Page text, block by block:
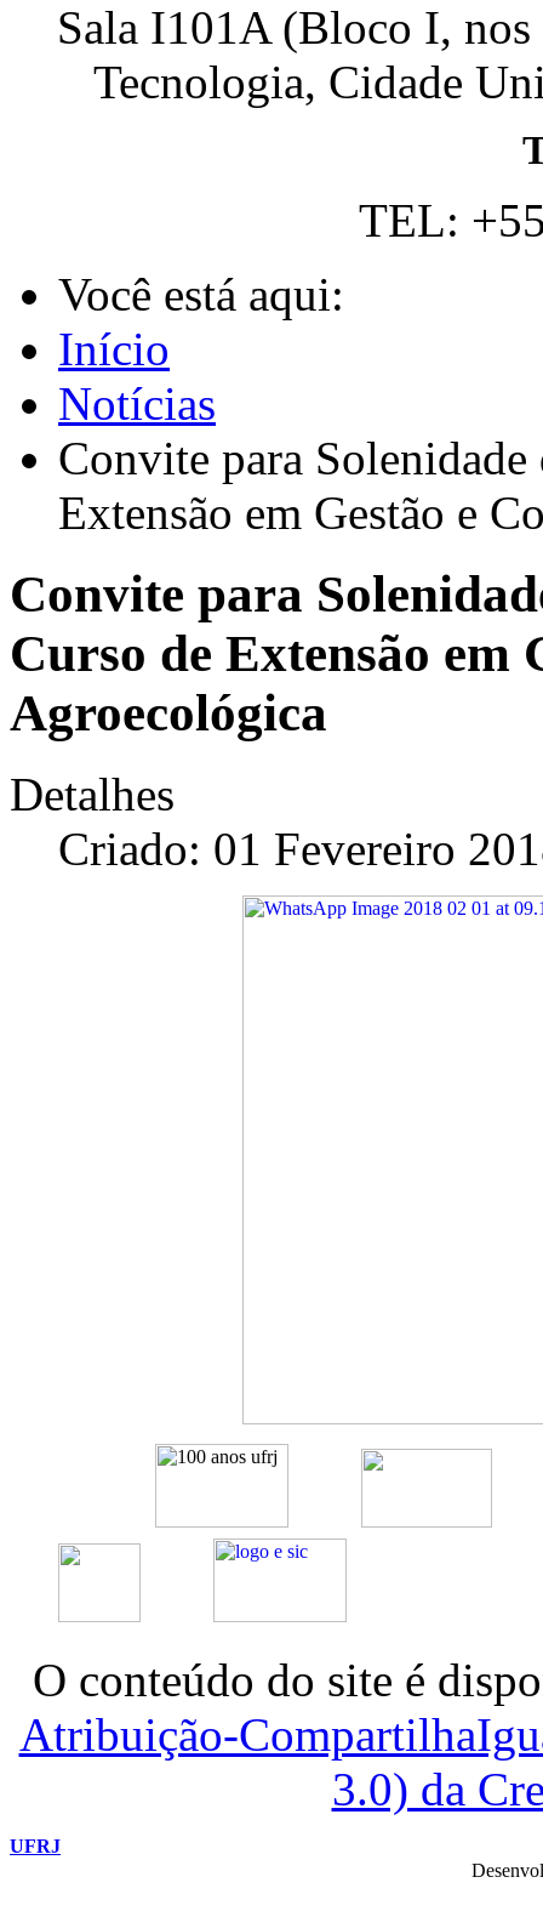
Sala I101A (Bloco I,
Tecnologia, Cidade
TEL:
Você está aqui:
Início
Notícias
Convite para
Extensão em Gestão e
Convite para
Curso de Extensão em
Agroecológica
Detalhes
Criado: 01 Fevereiro
O conteúdo do site é
Atribuição-
3.0) da
UFRJ